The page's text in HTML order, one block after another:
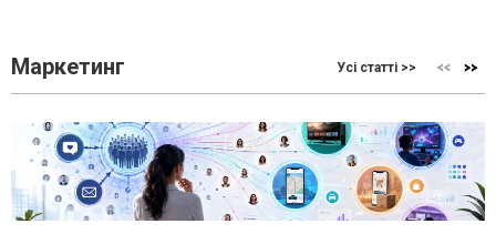
Маркетинг Усі статті >>